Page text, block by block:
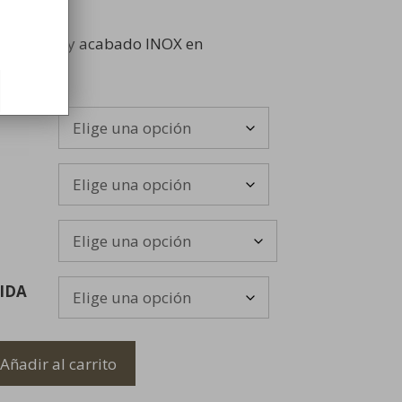
y acabado INOX en
Añadir al carrito